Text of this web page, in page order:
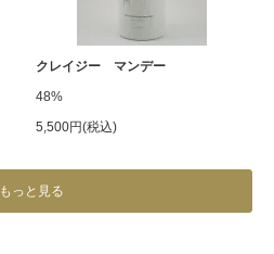
クレイジー マンデー
48%
5,500円(税込)
もっと見る